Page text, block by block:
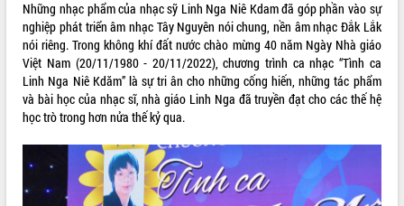
món ăn từ sầu riêng
Đắk Lắk công bố Quy hoạch và xúc
tiến đầu tư tỉnh
Ngành cá ngừ Đắk Lắk chủ động thích
ứng để giữ vững thị trường xuất khẩu
Diễn đàn Kinh tế tư nhân Việt Nam đột
Đề án 06 tạo bước ngoặt đột phá trong
cải cách hành chính tỉnh Đắk Lắk
Kết nối tour, đẩy mạnh chuyển đổi số
Những nhạc phẩm của nhạc sỹ Linh Nga Niê Kdam đã góp phần vào sự
nghiệp phát triển âm nhạc Tây Nguyên nói chung, nền âm nhạc Đắk Lắk
nói riêng. Trong không khí đất nước chào mừng 40 năm Ngày Nhà giáo
Việt Nam (20/11/1980 - 20/11/2022), chương trình ca nhạc “Tình ca
Linh Nga Niê Kdăm” là sự tri ân cho những cống hiến, những tác phẩm
và bài học của nhạc sĩ, nhà giáo Linh Nga đã truyền đạt cho các thế hệ
học trò trong hơn nửa thế kỷ qua.